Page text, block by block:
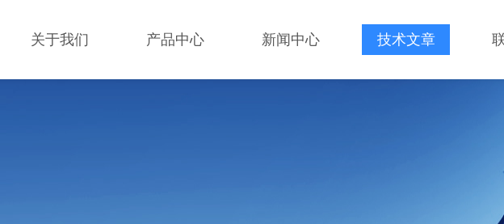
关于我们 产品中心 新闻中心 技术文章